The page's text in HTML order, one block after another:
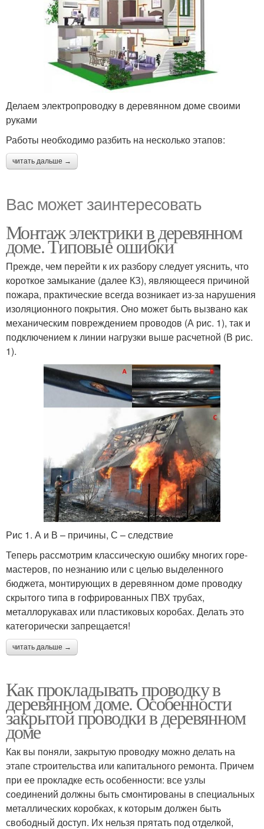
Делаем электропроводку в деревянном доме своими
руками
Работы необходимо разбить на несколько этапов:
читать дальше →
Вас может заинтересовать
Монтаж электрики в деревянном
доме. Типовые ошибки
Прежде, чем перейти к их разбору следует уяснить, что
короткое замыкание (далее КЗ), являющееся причиной
пожара, практические всегда возникает из-за нарушения
изоляционного покрытия. Оно может быть вызвано как
механическим повреждением проводов (А рис. 1), так и
подключением к линии нагрузки выше расчетной (В рис.
1).
Рис 1. А и В – причины, С – следствие
Теперь рассмотрим классическую ошибку многих горе-
мастеров, по незнанию или с целью выделенного
бюджета, монтирующих в деревянном доме проводку
скрытого типа в гофрированных ПВХ трубах,
металлорукавах или пластиковых коробах. Делать это
категорически запрещается!
читать дальше →
Как прокладывать проводку в
деревянном доме. Особенности
закрытой проводки в деревянном
доме
Как вы поняли, закрытую проводку можно делать на
этапе строительства или капитального ремонта. Причем
при ее прокладке есть особенности: все узлы
соединений должны быть смонтированы в специальных
металлических коробках, к которым должен быть
свободный доступ. Их нельзя прятать под отделкой,